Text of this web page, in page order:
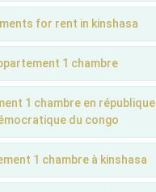
for rent in kinshasa
1 chambre
1 chambre en république
du congo
1 chambre à kinshasa